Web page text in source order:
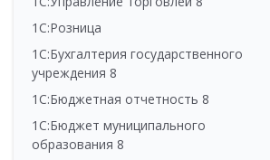
1С:Розница
1С:Бухгалтерия государственного
учреждения 8
1С:Бюджетная отчетность 8
1С:Бюджет муниципального
образования 8